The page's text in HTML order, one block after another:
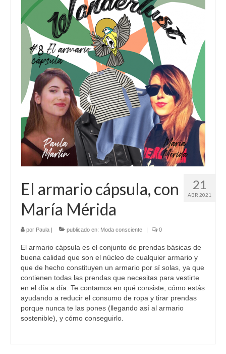
21
ABR 2021
El armario cápsula, con
María Mérida
por Paula publicado en: Moda consciente 0
El armario cápsula es el conjunto de prendas básicas de
buena calidad que son el núcleo de cualquier armario y
que de hecho constituyen un armario por sí solas, ya que
contienen todas las prendas que necesitas para vestirte
en el día a día. Te contamos en qué consiste, cómo estás
ayudando a reducir el consumo de ropa y tirar prendas
porque nunca te las pones (llegando así al armario
sostenible), y cómo conseguirlo.